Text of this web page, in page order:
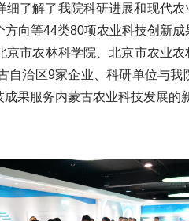
了解了我院科研进展和现代
向等44类80项农业科技创新
市农林科学院、北京市农业
自治区9家企业、科研单位与
果服务内蒙古农业科技发展的